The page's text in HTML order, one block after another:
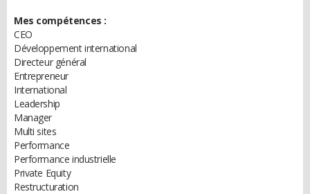
Mes compétences :
CEO
Développement international
Directeur général
Entrepreneur
International
Leadership
Manager
Multi sites
Performance
Performance industrielle
Private Equity
Restructuration